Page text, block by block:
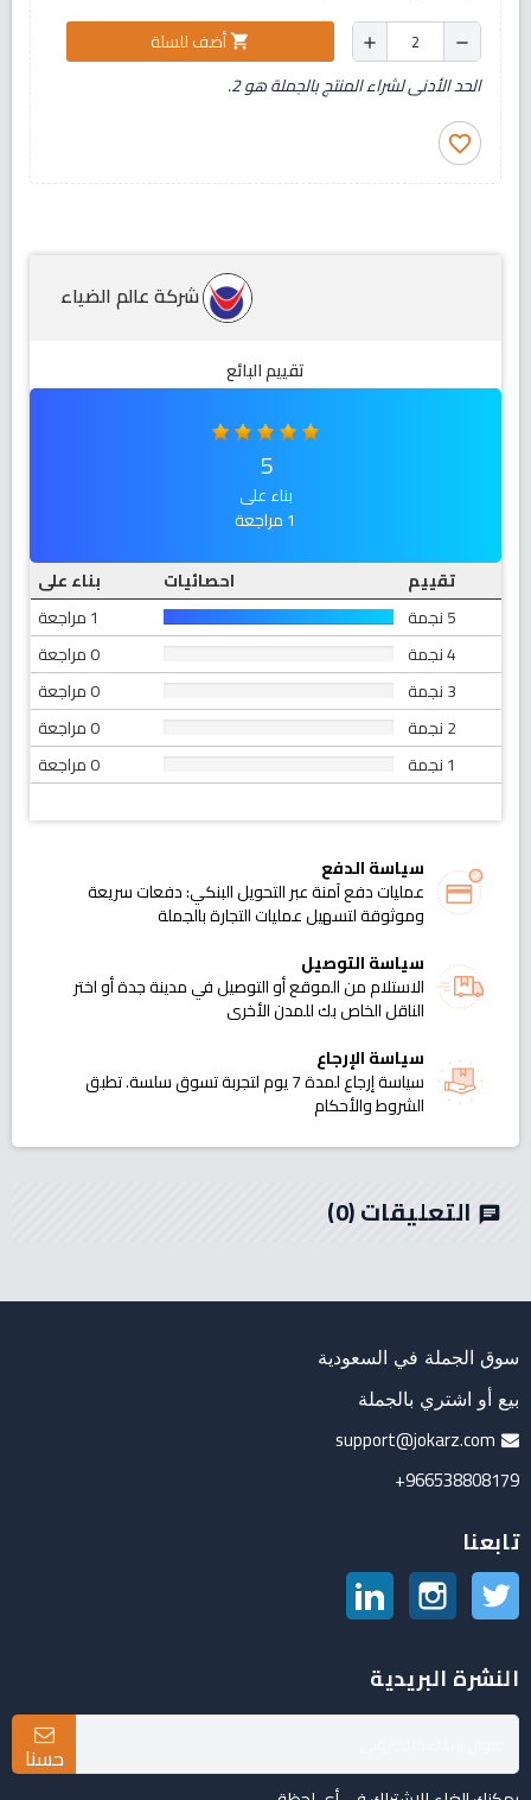
remove
add
shopping_cartأضف للسلة
الحد الأدنى لشراء المنتج بالجملة هو 2.
favorite_border
شركة عالم الضياء
تقييم البائع
5
بناء على
1 مراجعة
تقييم
احصائيات
بناء على
5 نجمة
1 مراجعة
4 نجمة
0 مراجعة
3 نجمة
0 مراجعة
2 نجمة
0 مراجعة
1 نجمة
0 مراجعة
سياسة الدفع
عمليات دفع آمنة عبر التحويل البنكي: دفعات سريعة
وموثوقة لتسهيل عمليات التجارة بالجملة
سياسة التوصيل
الاستلام من الموقع أو التوصيل في مدينة جدة أو اختر
الناقل الخاص بك للمدن الأخرى
سياسة الإرجاع
سياسة إرجاع لمدة 7 يوم لتجربة تسوق سلسة. تطبق
الشروط والأحكام
chat التعليقات(0)
سوق الجملة في السعودية
بيع أو اشتري بالجملة
support@jokarz.com
966538808179+
تابعنا
تويتر انستغرام
النشرة البريدية
حسنا